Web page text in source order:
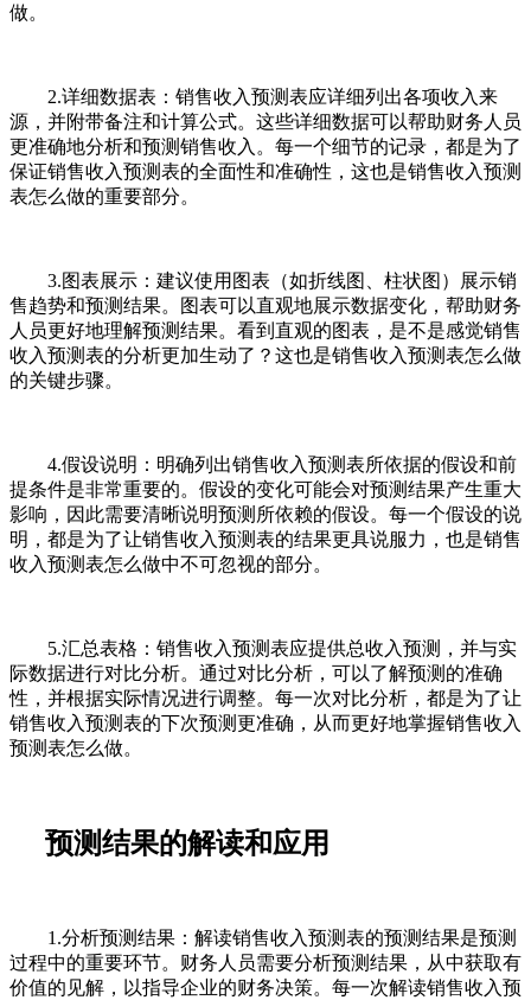
做。
2.详细数据表：销售收入预测表应详细列出各项收入来
源，并附带备注和计算公式。这些详细数据可以帮助财务人员
更准确地分析和预测销售收入。每一个细节的记录，都是为了
保证销售收入预测表的全面性和准确性，这也是销售收入预测
表怎么做的重要部分。
3.图表展示：建议使用图表（如折线图、柱状图）展示销
售趋势和预测结果。图表可以直观地展示数据变化，帮助财务
人员更好地理解预测结果。看到直观的图表，是不是感觉销售
收入预测表的分析更加生动了？这也是销售收入预测表怎么做
的关键步骤。
4.假设说明：明确列出销售收入预测表所依据的假设和前
提条件是非常重要的。假设的变化可能会对预测结果产生重大
影响，因此需要清晰说明预测所依赖的假设。每一个假设的说
明，都是为了让销售收入预测表的结果更具说服力，也是销售
收入预测表怎么做中不可忽视的部分。
5.汇总表格：销售收入预测表应提供总收入预测，并与实
际数据进行对比分析。通过对比分析，可以了解预测的准确
性，并根据实际情况进行调整。每一次对比分析，都是为了让
销售收入预测表的下次预测更准确，从而更好地掌握销售收入
预测表怎么做。
预测结果的解读和应用
1.分析预测结果：解读销售收入预测表的预测结果是预测
过程中的重要环节。财务人员需要分析预测结果，从中获取有
价值的见解，以指导企业的财务决策。每一次解读销售收入预